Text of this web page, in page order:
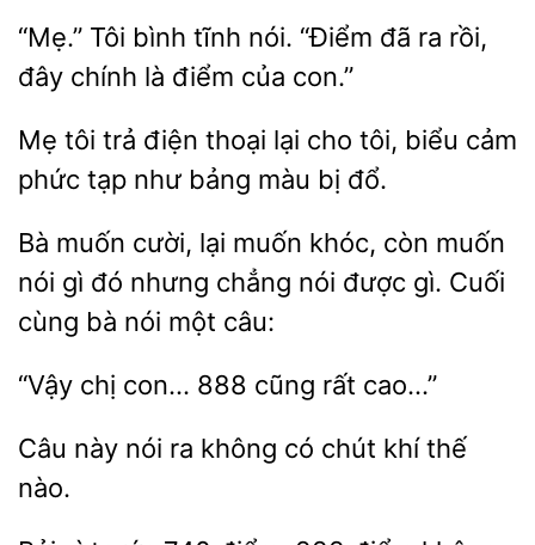
Tôi bình
nói. “Điểm đã ra rồi,
đây chính là điểm
con.”
Mẹ tôi trả điện thoại lại
tôi, biểu cảm
tạp như
màu bị đổ.
Bà muốn cười, lại muốn khóc, còn muốn
nói gì đó nhưng chẳng nói được gì. Cuối
bà
câu:
con… 888 cũng rất
này ra
có chút khí thế
nào.